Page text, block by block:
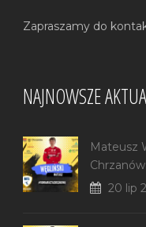
Zapraszamy do
NAJNOWSZE
Mateusz
Chrzanów
20 lip